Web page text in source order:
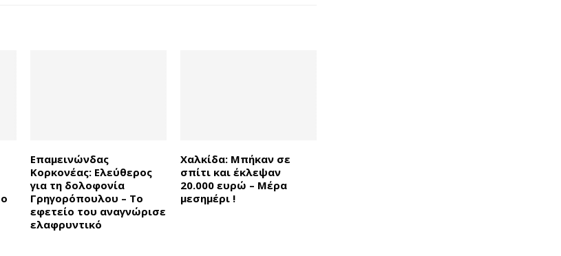
Επαμεινώνδας
Κορκονέας: Ελεύθερος
για τη δολοφονία
Γρηγορόπουλου – Το
εφετείο του αναγνώρισε
ελαφρυντικό
Χαλκίδα: Μπήκαν σε
σπίτι και έκλεψαν
20.000 ευρώ – Μέρα
μεσημέρι !